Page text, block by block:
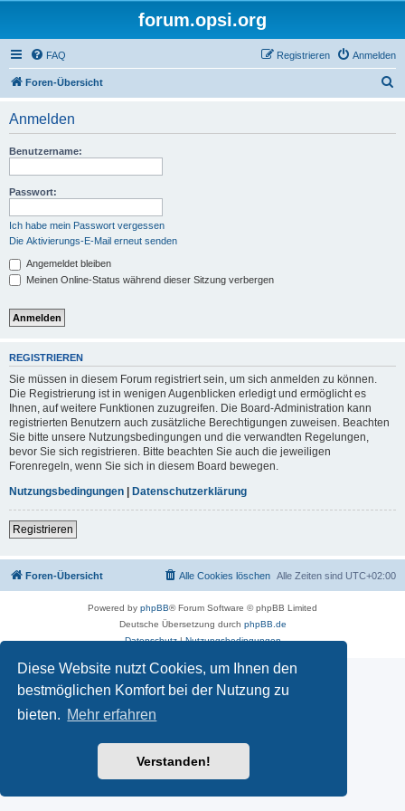
Diese Website nutzt Cookies, um Ihnen den
bestmöglichen Komfort bei der Nutzung zu
bieten. Mehr erfahren
Verstanden!
forum.opsi.org
FAQ Anmelden
Registrieren
Foren-Übersicht
Anmelden
Benutzername:
Passwort:
Ich habe mein Passwort vergessen
Die Aktivierungs-E-Mail erneut senden
Angemeldet bleiben
Meinen Online-Status während dieser Sitzung verbergen
REGISTRIEREN
Sie müssen in diesem Forum registriert sein, um sich anmelden zu können.
Die Registrierung ist in wenigen Augenblicken erledigt und ermöglicht es
Ihnen, auf weitere Funktionen zuzugreifen. Die Board-Administration kann
registrierten Benutzern auch zusätzliche Berechtigungen zuweisen. Beachten
Sie bitte unsere Nutzungsbedingungen und die verwandten Regelungen,
bevor Sie sich registrieren. Bitte beachten Sie auch die jeweiligen
Forenregeln, wenn Sie sich in diesem Board bewegen.
Nutzungsbedingungen | Datenschutzerklärung
Registrieren
Foren-Übersicht Alle Zeiten sind UTC+02:00
Alle Cookies löschen
Powered by phpBB® Forum Software © phpBB Limited
Deutsche Übersetzung durch phpBB.de
Datenschutz|Nutzungsbedingungen